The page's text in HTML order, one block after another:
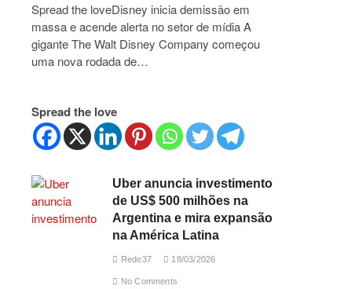
Spread the loveDisney inicia demissão em
massa e acende alerta no setor de mídia A
gigante The Walt Disney Company começou
uma nova rodada de…
Spread the love
Uber anuncia investimento
de US$ 500 milhões na
Argentina e mira expansão
na América Latina
Rede37 18/03/2026
No Comments